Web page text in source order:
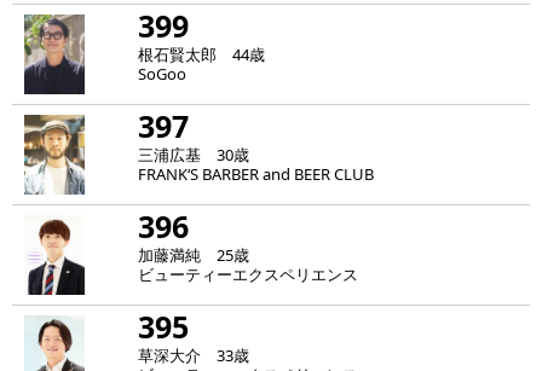
399
根石賢太郎 44歳
SoGoo
397
三浦広基 30歳
FRANK‘S BARBER and BEER CLUB
396
加藤満純 25歳
ビューティーエクスペリエンス
395
草深大介 33歳